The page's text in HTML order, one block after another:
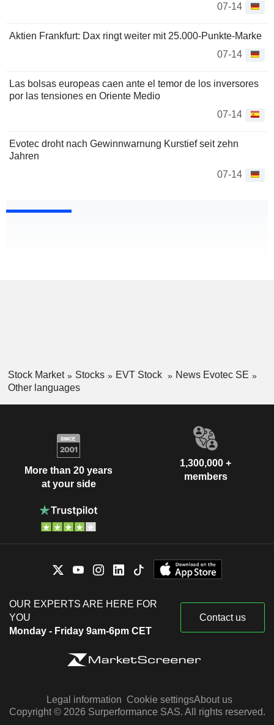
07-14
Aktien Frankfurt: Dax ringt weiter mit 25.000-Punkte-Marke
07-14
Las bolsas europeas caen ante el temor de los inversores
por las tensiones en Oriente Medio
07-14
Evotec droht nach Gewinnwarnung Kurstief seit zehn
Jahren
07-14
Stock Market Stocks EVT Stock
News Evotec SE
Other languages
More than 20 years
at your side
1,300,000 +
members
OUR EXPERTS ARE HERE FOR
YOU
Monday - Friday 9am-6pm CET
Contact us
Legal information Cookie settingsAbout us
Copyright © 2026 Surperformance SAS. All rights reserved.